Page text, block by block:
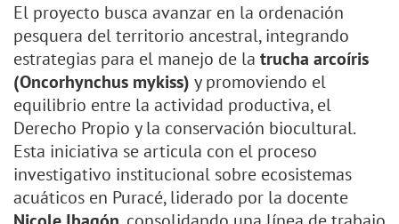
El proyecto busca avanzar en la ordenación
pesquera del territorio ancestral, integrando
estrategias para el manejo de la trucha arcoíris
(Oncorhynchus mykiss) y promoviendo el
equilibrio entre la actividad productiva, el
Derecho Propio y la conservación biocultural.
Esta iniciativa se articula con el proceso
investigativo institucional sobre ecosistemas
acuáticos en Puracé, liderado por la docente